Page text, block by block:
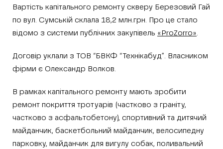
Вартість капітального ремонту скверу Березовий Гай
по вул. Сумській склала 18,2 млн.грн. Про це стало
відомо з системи публічних закупівель «ProZorro».
Договір уклали з ТОВ “БВКФ “Технікабуд”. Власником
фірми є Олександр Волков.
В рамках капітального ремонту мають зробити
ремонт покриття тротуарів (частково з граніту,
частково з асфальтобетону), спортивний та дитячий
майданчик, баскетбольний майданчик, велосипедну
парковку, майданчик для вигулу собак, поливальний